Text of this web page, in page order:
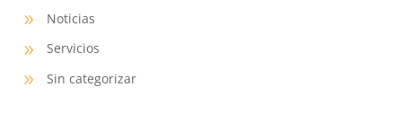
9 Noticias
9 Servicios
9 Sin categorizar